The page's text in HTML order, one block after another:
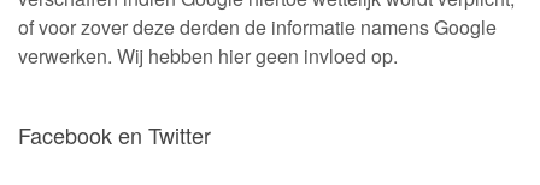
of voor zover deze derden de informatie namens Google
verwerken. Wij hebben hier geen invloed op.
Facebook en Twitter